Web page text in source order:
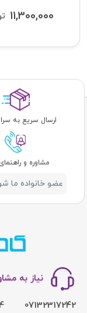
11,300,000
ارسال سریع به
مشاوره و
نیاز به
07132317242